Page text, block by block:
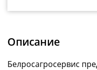
Описание
Белросагросервис